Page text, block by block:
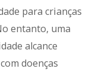
para crianças
entanto, uma
alcance
doenças